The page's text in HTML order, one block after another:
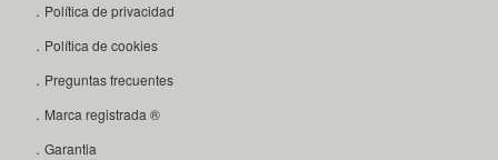
．Política de privacidad
．Política de cookies
．Preguntas frecuentes
．Marca registrada ®
．Garantia